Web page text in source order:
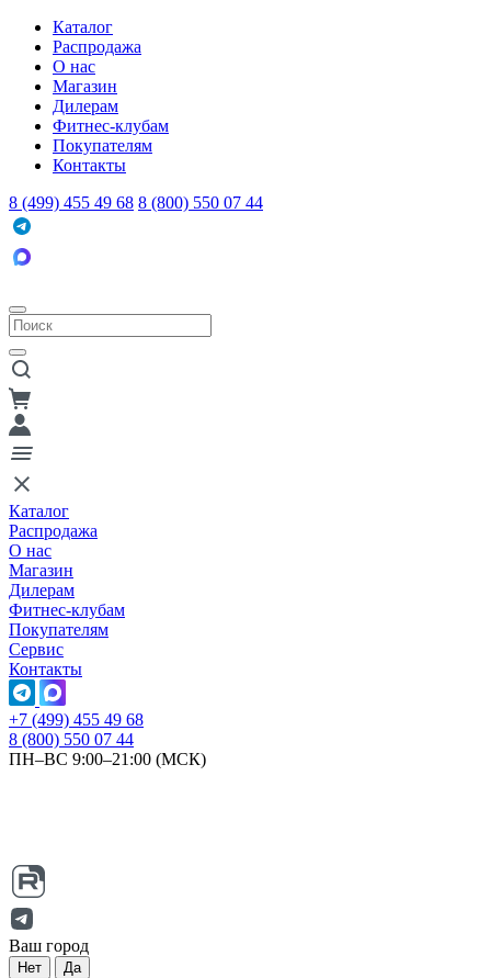
Каталог
Распродажа
О нас
Магазин
Дилерам
Фитнес-клубам
Покупателям
Контакты
8 (499) 455 49 68 8 (800) 550 07 44
Каталог
Распродажа
О нас
Магазин
Дилерам
Фитнес-клубам
Покупателям
Сервис
Контакты
+7 (499) 455 49 68
8 (800) 550 07 44
ПН–ВС 9:00–21:00 (МСК)
Ваш город
Нет Да